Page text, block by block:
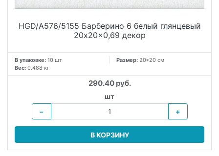
HGD/A576/5155 Барберино 6 белый глянцевый
20x20x0,69 декор
В упаковке: 10 шт Размер: 20*20 см
Вес: 0.488 кг
290.40 руб.
шт
−
+
В КОРЗИНУ